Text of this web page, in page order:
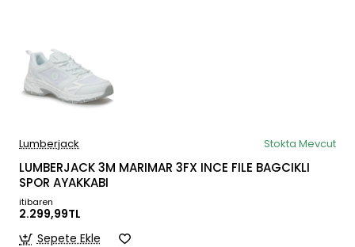
Lumberjack Stokta Mevcut
LUMBERJACK 3M MARIMAR 3FX INCE FILE BAGCIKLI
SPOR AYAKKABI
itibaren
2.299,99TL
Sepete Ekle